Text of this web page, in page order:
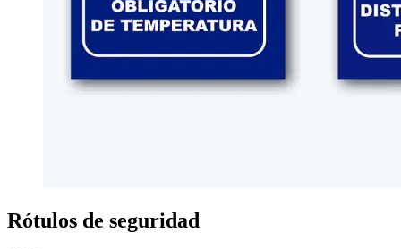
Rótulos de seguridad